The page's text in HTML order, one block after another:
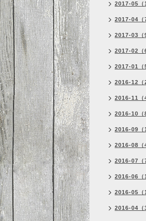
2017-05（
2017-04（
2017-03（
2017-02（
2017-01（
2016-12（
2016-11（
2016-10（
2016-09（
2016-08（
2016-07（
2016-06（
2016-05（
2016-04（